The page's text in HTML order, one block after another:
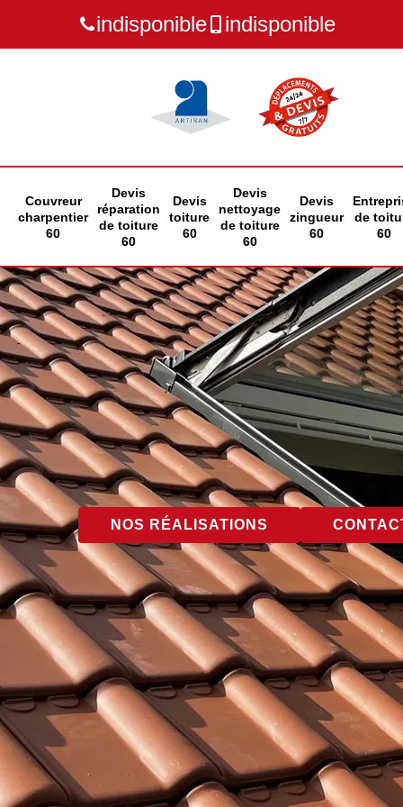
indisponible indisponible
Couvreur
charpentier
60
Devis
réparation
de toiture
60
Devis
toiture
60
Devis
nettoyage
de toiture
60
Devis
zingueur
60
de
60
NOS RÉALISATIONS